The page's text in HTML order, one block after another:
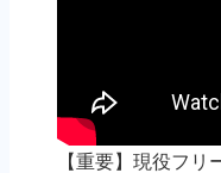
【重要】現役フ